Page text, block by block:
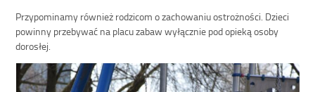
Przypominamy również rodzicom o zachowaniu ostrożności. Dzieci
powinny przebywać na placu zabaw wyłącznie pod opieką osoby
dorosłej.